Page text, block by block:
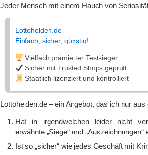
Jeder Mensch mit einem Hauch von
Lottohelden­.de –
Einfach, sicher, günstig!
Vielfach prämierter Testsieger
Sicher mit Trusted Shops geprüft
Staatlich lizenziert und kontrolliert
Lottohelden.de – ein Angebot, das ich nur
Hat in irgendwelchen leider nicht
erwähnte „Siege“ und „Auszeichnungen“
Ist so „sicher“ wie jedes Geschäft mit